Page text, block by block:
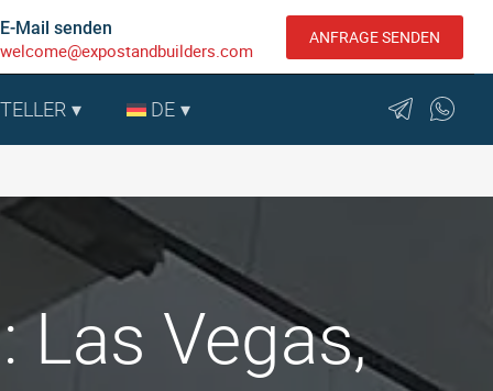
E-Mail senden
welcome@expostandbuilders.com
ANFRAGE SENDEN
DE
Las Vegas,